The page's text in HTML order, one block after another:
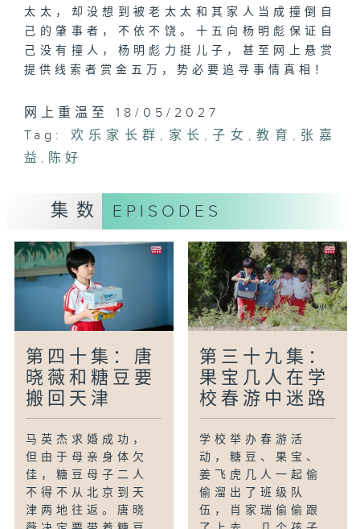
太太，却没想到被老太太和其家人当成撞倒自
己的肇事者，不依不饶。十五向杨明彪保证自
己没有撞人，杨明彪力挺儿子，甚至网上悬赏
提供线索者赏金五万，势必要追寻事情真相！
网上重温至 18/05/2027
Tag:
欢乐家长群 , 家长 , 子女 , 教育 , 张嘉
益 , 陈好
集数 EPISODES
第四十集：唐
晓薇和糖豆要
搬回天津
马英杰求婚成功，
但由于母亲身体欠
佳，糖豆母子二人
不得不从北京到天
津两地往返。唐晓
第三十九集：
果宝几人在学
校春游中迷路
学校举办春游活
动，糖豆、果宝、
姜飞虎几人一起偷
偷溜出了班级队
伍，肖家瑞偷偷跟